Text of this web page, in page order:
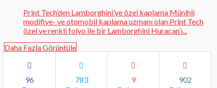
Print Tech’den Lamborghini’ye özel kaplama Münihli
modifiye- ve otomobil kaplama uzmanı olan Print Tech
özel ve renkli folyo ile bir Lamborghini Huracan’ı...
Daha Fazla Görüntüle
96
783
9
902